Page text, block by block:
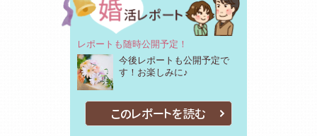
レポートも随時公開予定！
今後レポートも公開予定で
す！お楽しみに♪
このレポートを読む